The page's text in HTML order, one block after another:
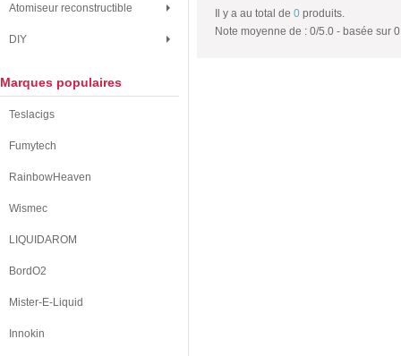
Atomiseur reconstructible
DIY
Marques populaires
Teslacigs
Fumytech
RainbowHeaven
Wismec
LIQUIDAROM
BordO2
Mister-E-Liquid
Innokin
Il y a au total de 0 produits.
Note moyenne de : 0/5.0 - basée sur 0